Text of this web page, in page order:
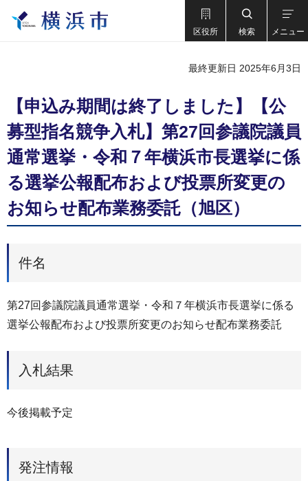
区役所 検索 メニュー
最終更新日 2025年6月3日
【申込み期間は終了しました】【公
募型指名競争入札】第27回参議院議員
通常選挙・令和７年横浜市長選挙に係
る選挙公報配布および投票所変更の
お知らせ配布業務委託（旭区）
件名
第27回参議院議員通常選挙・令和７年横浜市長選挙に係る
選挙公報配布および投票所変更のお知らせ配布業務委託
入札結果
今後掲載予定
発注情報